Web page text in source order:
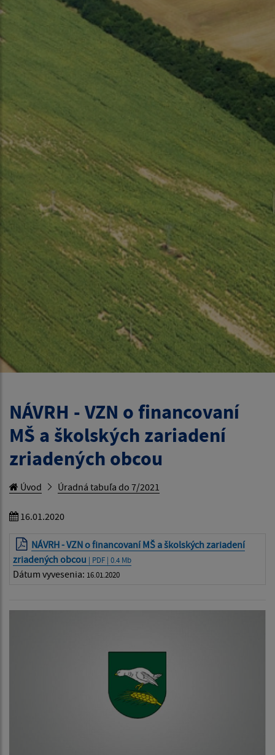
NÁVRH - VZN o financovaní
MŠ a školských zariadení
zriadených obcou
Úvod Úradná tabuľa do 7/2021
16.01.2020
NÁVRH - VZN o financovaní MŠ a školských zariadení
zriadených obcou | PDF | 0.4 Mb
Dátum vyvesenia: 16.01.2020